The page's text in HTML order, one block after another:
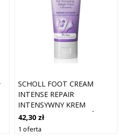
SCHOLL FOOT CREAM
INTENSE REPAIR
INTENSYWNY KREM ​​
REGENERUJĄCY DO NÓG 75
ML
42,30 zł
1 oferta